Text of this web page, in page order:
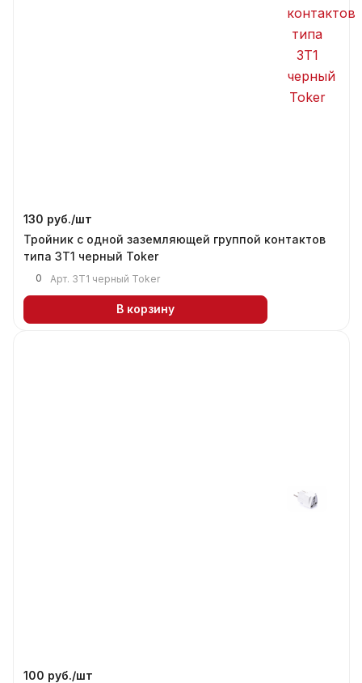
130 руб./шт
Тройник с одной заземляющей группой контактов
типа 3Т1 черный Тоker
0 Арт. 3Т1 черный Тоker
В корзину
100 руб./шт